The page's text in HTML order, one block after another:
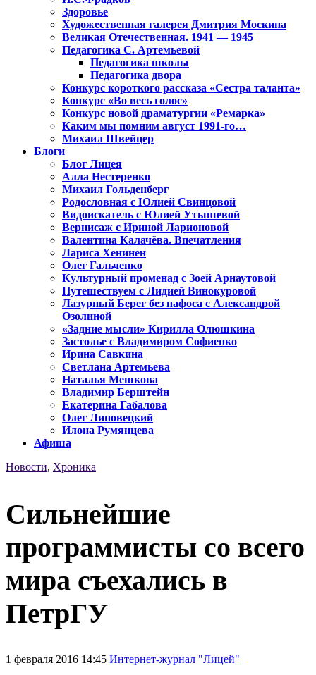
Здоровье
Художественная галерея Дмитрия Москина
Великая Отечественная. 1941 — 1945
Педагогика С. Артемьевой
Педагогика школы
Педагогика двора
Конкурс короткого рассказа «Сестра таланта»
Конкурс «Во весь голос»
Конкурс новой драматургии «Ремарка»
Каким мы помним август 1991-го…
Михаил Швейцер
Блоги
Блог Лицея
Алла Нестеренко
Михаил Гольденберг
Родословная с Юлией Свинцовой
Видоискатель с Юлией Утышевой
Вернисаж с Ириной Ларионовой
Валентина Калачёва. Впечатления
Лариса Хенинен
Олег Гальченко
Культурный променад с Зоей Арнаутовой
Путешествуем с Лидией Винокуровой
Лазурный Берег без пафоса с Александрой
Озолиной
«Задние мысли» Кирилла Олюшкина
Застолье с Владимиром Софиенко
Ирина Савкина
Светлана Артемьева
Наталья Мешкова
Владимир Берштейн
Екатерина Габалова
Олег Липовецкий
Илона Румянцева
Афиша
Новости, Хроника
Сильнейшие
программисты со всего
мира съехались в
ПетрГУ
1 февраля 2016 14:45 Интернет-журнал "Лицей"